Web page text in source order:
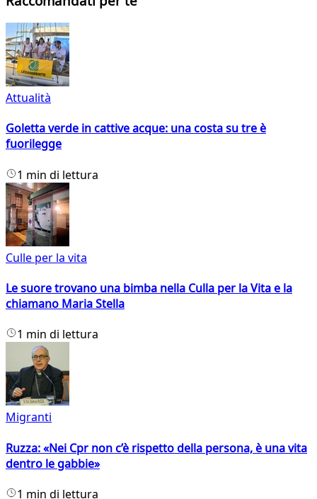
Attualità
Goletta verde in cattive acque: una costa su tre è
fuorilegge
1 min di lettura
Culle per la vita
Le suore trovano una bimba nella Culla per la Vita e la
chiamano Maria Stella
1 min di lettura
Migranti
Ruzza: «Nei Cpr non c’è rispetto della persona, è una vita
dentro le gabbie»
1 min di lettura